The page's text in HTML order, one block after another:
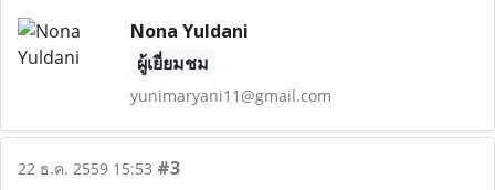
Nona Yuldani
ผู้เยี่ยมชม
yunimaryani11@gmail.com
22 ธ.ค. 2559 15:53 #3